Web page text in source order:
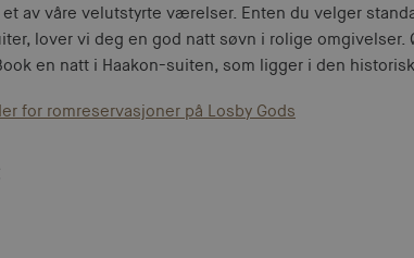
av våre velutstyrte værelser. Enten du velger
lover vi deg en god natt søvn i rolige
en natt i Haakon-suiten, som ligger i den
for romreservasjoner på Losby Gods